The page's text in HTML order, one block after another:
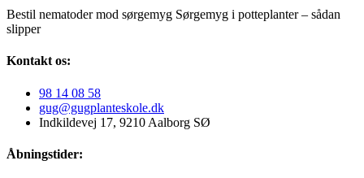
Bestil nematoder mod sørgemyg Sørgemyg i potteplanter – sådan
slipper
Kontakt os:
98 14 08 58
gug@gugplanteskole.dk
Indkildevej 17, 9210 Aalborg SØ
Åbningstider: